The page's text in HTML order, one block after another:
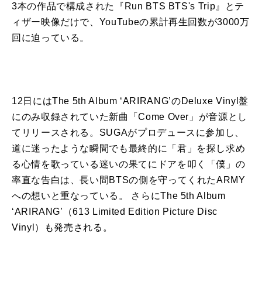
3本の作品で構成された『Run BTS BTS's Trip』とテ
ィザー映像だけで 、YouTubeの累計再生回数が3000万
回に迫っている。
12日にはThe 5th Album ‘ARIRANG’のDeluxe Vinyl盤
にのみ収録されていた新曲「Come Over」が音源とし
てリリースされる。SUGAがプロデュースに参加し、
道に迷ったような瞬間でも最終的に「君」を探し求め
る心情を歌っている迷いの果てにドアを叩く「僕」の
率直な告白は、長い間 BTSの側を守ってくれたARMY
への想いと重なっている。 さらにThe 5th Album
‘ARIRANG’（613 Limited Edition Picture Disc
Vinyl）も発売される。